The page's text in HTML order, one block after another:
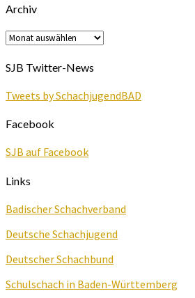
Archiv
Archiv
SJB Twitter-News
Tweets by SchachjugendBAD
Facebook
SJB auf Facebook
Links
Badischer Schachverband
Deutsche Schachjugend
Deutscher Schachbund
Schulschach in Baden-Württemberg